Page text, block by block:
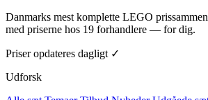
Danmarks mest komplette LEGO
med priserne hos 19 forhandlere — for dig.
Priser opdateres dagligt ✓
Udforsk